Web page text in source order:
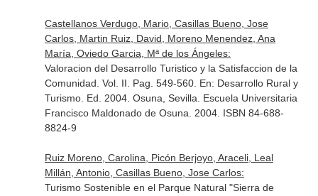
Castellanos Verdugo, Mario, Casillas Bueno, Jose
Carlos, Martin Ruiz, David, Moreno Menendez, Ana
María, Oviedo Garcia, Mª de los Ángeles:
Valoracion del Desarrollo Turistico y la Satisfaccion de la
Comunidad. Vol. II. Pag. 549-560. En: Desarrollo Rural y
Turismo. Ed. 2004. Osuna, Sevilla. Escuela Universitaria
Francisco Maldonado de Osuna. 2004. ISBN 84-688-
8824-9
Ruiz Moreno, Carolina, Picón Berjoyo, Araceli, Leal
Millán, Antonio, Casillas Bueno, Jose Carlos:
Turismo Sostenible en el Parque Natural "Sierra de